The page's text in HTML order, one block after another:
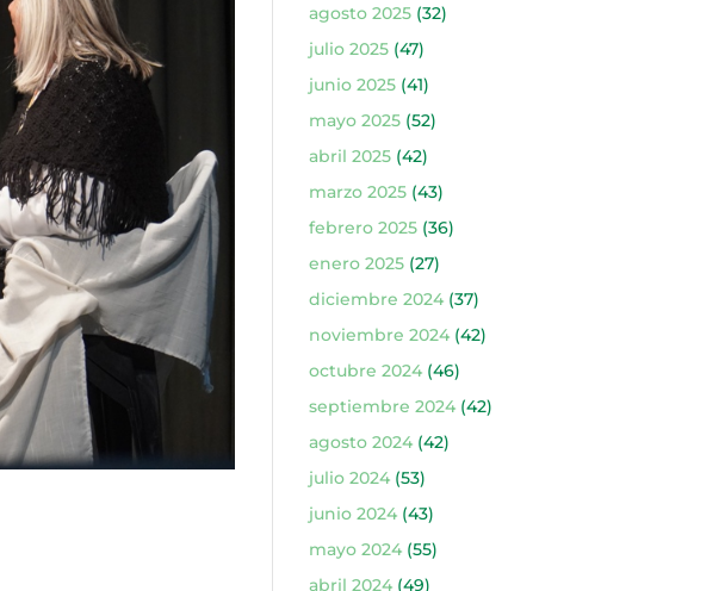
agosto 2025(32)
julio 2025(47)
junio 2025(41)
mayo 2025(52)
abril 2025(42)
marzo 2025(43)
febrero 2025(36)
enero 2025(27)
diciembre 2024(37)
noviembre 2024(42)
octubre 2024(46)
septiembre 2024(42)
agosto 2024(42)
julio 2024(53)
junio 2024(43)
mayo 2024(55)
abril 2024(49)